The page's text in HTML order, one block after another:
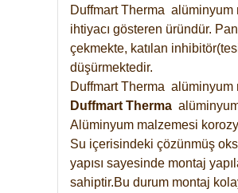
Duffmart Therma alüminyum
ihtiyacı gösteren üründür.
çekmekte, katılan
düşürmektedir.
Duffmart Therma
Duffmart Therma
Alüminyum malzemesi
Su içerisindeki çözünmüş
yapısı sayesinde montaj
sahiptir.Bu durum montaj